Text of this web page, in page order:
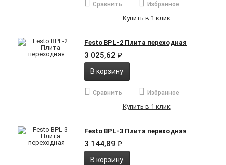
Сравнить Избранное
Купить в 1 клик
Festo BPL-2 Плита переходная
3 025,62₽
В корзину
Сравнить Избранное
Купить в 1 клик
Festo BPL-3 Плита переходная
3 144,89₽
В корзину